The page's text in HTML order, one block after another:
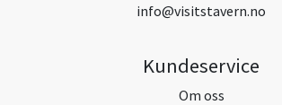
info@visitstavern.no
Kundeservice
Om oss